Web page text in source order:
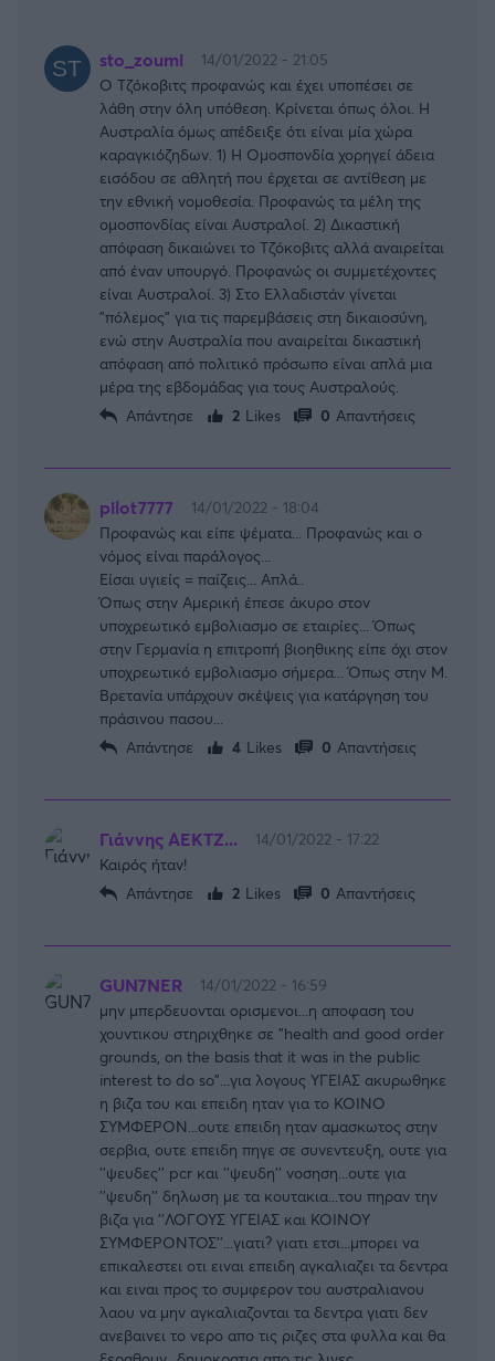
FOLLOW US
sto_zoumi
14/01/2022 - 21:05
Ο Τζόκοβιτς προφανώς και έχει υποπέσει σε
λάθη στην όλη υπόθεση. Κρίνεται όπως όλοι. Η
Αυστραλία όμως απέδειξε ότι είναι μία χώρα
καραγκιόζηδων. 1) Η Ομοσπονδία χορηγεί άδεια
εισόδου σε αθλητή που έρχεται σε αντίθεση με
την εθνική νομοθεσία. Προφανώς τα μέλη της
ομοσπονδίας είναι Αυστραλοί. 2) Δικαστική
απόφαση δικαιώνει το Τζόκοβιτς αλλά αναιρείται
από έναν υπουργό. Προφανώς οι συμμετέχοντες
είναι Αυστραλοί. 3) Στο Ελλαδιστάν γίνεται
"πόλεμος" για τις παρεμβάσεις στη δικαιοσύνη,
ενώ στην Αυστραλία που αναιρείται δικαστική
απόφαση από πολιτικό πρόσωπο είναι απλά μια
μέρα της εβδομάδας για τους Αυστραλούς.
Απάντησε
2 Likes 0 Απαντήσεις
pilot7777
14/01/2022 - 18:04
Προφανώς και είπε ψέματα... Προφανώς και ο
νόμος είναι παράλογος...
Είσαι υγιείς = παίζεις... Απλά..
Όπως στην Αμερική έπεσε άκυρο στον
υποχρεωτικό εμβολιασμο σε εταιρίες... Όπως
στην Γερμανία η επιτροπή βιοηθικης είπε όχι στον
υποχρεωτικό εμβολιασμο σήμερα... Όπως στην Μ.
Βρετανία υπάρχουν σκέψεις για κατάργηση του
πράσινου πασου...
Απάντησε
4 Likes 0 Απαντήσεις
Γιάννης ΑΕΚΤΖ...
14/01/2022 - 17:22
Καιρός ήταν!
Απάντησε
2 Likes 0 Απαντήσεις
GUN7NER
14/01/2022 - 16:59
μην μπερδευονται ορισμενοι...η αποφαση του
χουντικου στηριχθηκε σε "health and good order
grounds, on the basis that it was in the public
interest to do so"...για λογους ΥΓΕΙΑΣ ακυρωθηκε
η βιζα του και επειδη ηταν για το ΚΟΙΝΟ
ΣΥΜΦΕΡΟΝ...ουτε επειδη ηταν αμασκωτος στην
σερβια, ουτε επειδη πηγε σε συνεντευξη, ουτε για
''ψευδες'' pcr και ''ψευδη'' νοσηση...ουτε για
''ψευδη'' δηλωση με τα κουτακια...του πηραν την
βιζα για ''ΛΟΓΟΥΣ ΥΓΕΙΑΣ και ΚΟΙΝΟΥ
ΣΥΜΦΕΡΟΝΤΟΣ''...γιατι? γιατι ετσι...μπορει να
επικαλεστει οτι ειναι επειδη αγκαλιαζει τα δεντρα
και ειναι προς το συμφερον του αυστραλιανου
λαου να μην αγκαλιαζονται τα δεντρα γιατι δεν
ανεβαινει το νερο απο τις ριζες στα φυλλα και θα